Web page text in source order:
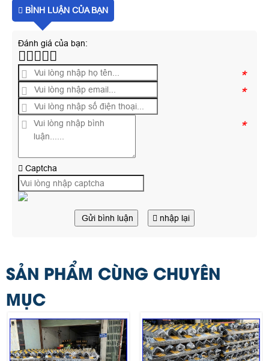
BÌNH LUẬN CỦA BẠN
Đánh giá của bạn:
*
*
*
Captcha
Gửi bình luận nhập lại
SẢN PHẨM CÙNG CHUYÊN
MỤC